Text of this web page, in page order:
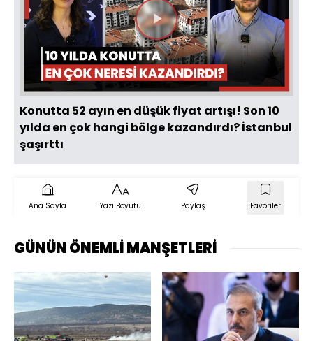
Videoyu
Oynat
Konutta 52 ayın en düşük fiyat artışı! Son 10
yılda en çok hangi bölge kazandırdı? İstanbul
şaşırttı
Ana Sayfa Yazı Boyutu Paylaş Favoriler
GÜNÜN ÖNEMLİ MANŞETLERİ